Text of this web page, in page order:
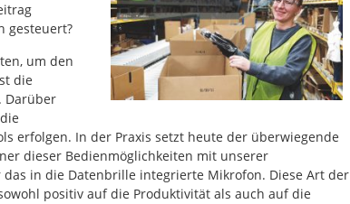
gesteuert?
um den
die
Darüber
erfolgen. In der Praxis setzt heute der überwiegende
dieser Bedienmöglichkeiten mit unserer
in die Datenbrille integrierte Mikrofon. Diese Art der
positiv auf die Produktivität als auch auf die